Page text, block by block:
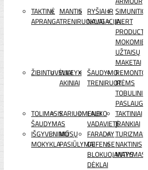
TAKTINĖ
APRANGA
MANTIS
TRENIRUOKLIAI
RYŠIAI IR
NAVIGACIJA
SIMUNITION
INERT
PRODUCTS
MOKOMIEJI
UŽTAISŲ
MAKETAI
ŽIBINTUVĖLIAI
WILEYX
AKINIAI
ŠAUDYMO
TRENIRUOTĖMS
REMONTO
IR
TOBULINIMO
PASLAUGOS
TOLIMASIS
ŠAUDYMAS
KARIUOMENEI
LAUKO
VADAVIETĖ
TAKTINIAI
ĮRANKIAI
IŠGYVENIMO
MOKYKLA
MŪSŲ
PASIŪLYMAI
FARADAY
DEFENSE
BLOKUOJANTYS
DĖKLAI
TURIZMAS
NAKTINIS
MATYMAS